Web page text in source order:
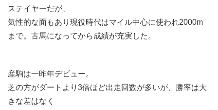
ステイヤーだが、
気性的な面もあり現役時代はマイル中心に使われ2000m
まで。古馬になってから成績が充実した。
産駒は一昨年デビュー。
芝の方がダートより3倍ほど出走回数が多いが、勝率は大
きな差はなく